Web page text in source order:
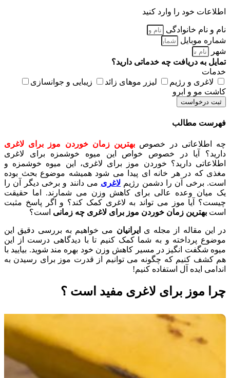
اطلاعات خود را وارد کنید
نام و نام خانوادگی
شماره موبایل
شهر
تمایل به دریافت چه خدماتی دارید؟
خدمات
لاغری و رژیم
لیزر موهای زائد
زیبایی و جوانسازی
کاشت مو و ابرو
ثبت درخواست
فهرست مطالب
چه اطلاعاتی در خصوص بهترین زمان خوردن موز برای لاغری
دارید؟ آیا در خصوص خواص این میوه خوشمزه برای لاغری
اطلاعاتی دارید؟ خوردن موز برای لاغری، این میوه خوشمزه و
مغذی که در هر خانه ای پیدا می شود همیشه موضوع بحث بوده
است. برخی آن را دشمن رژیم لاغری می دانند و برخی دیگر آن را
یک میان وعده عالی برای کاهش وزن می شمارند. اما حقیقت
چیست؟ آیا موز می تواند به لاغری کمک کند؟ و اگر پاسخ مثبت
است بهترین زمان خوردن موز برای لاغری چه زمانی است؟
در این مقاله از مجله ی ایرانیان می خواهیم به بررسی دقیق این
موضوع پرداخته و به شما کمک کنیم تا با دیدگاهی درست از این
میوه شگفت انگیز در مسیر کاهش وزن خود بهره مند شوید. بیایید با
هم کشف کنیم که چگونه می توانیم از قدرت موز برای رسیدن به
اندامی ایده آل استفاده کنیم!
چرا موز برای لاغری مفید است ؟